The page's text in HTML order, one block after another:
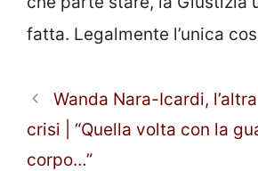
fatta. Legalmente l’unica
Wanda Nara-Icardi,
crisi | “Quella volta con la
corpo…”